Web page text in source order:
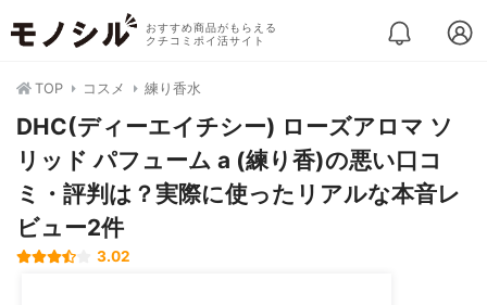
おすすめ商品がもらえる
クチコミポイ活サイト
TOP コスメ 練り香水
DHC(ディーエイチシー) ローズアロマ ソ
リッド パフューム a (練り香)の悪い口コ
ミ・評判は？実際に使ったリアルな本音レ
ビュー2件
3.02